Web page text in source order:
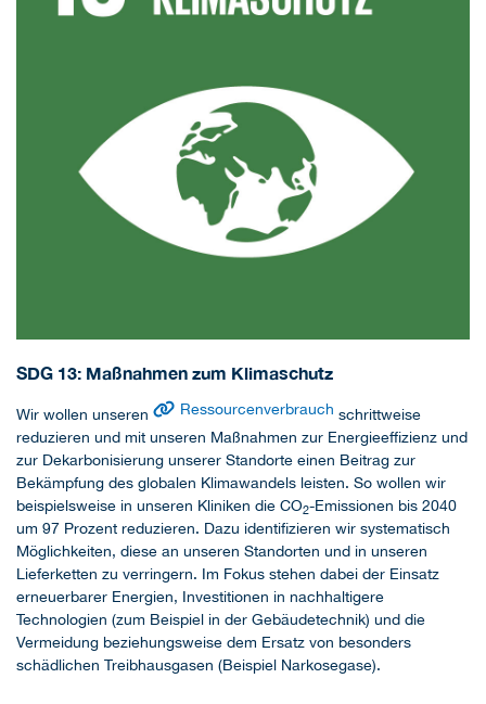
SDG 13: Maßnahmen zum Klimaschutz
Wir wollen unseren Ressourcenverbrauch schrittweise
reduzieren und mit unseren Maßnahmen zur Energieeffizienz und
zur Dekarbonisierung unserer Standorte einen Beitrag zur
Bekämpfung des globalen Klimawandels leisten. So wollen wir
beispielsweise in unseren Kliniken die CO2-Emissionen bis 2040
um 97 Prozent reduzieren. Dazu identifizieren wir systematisch
Möglichkeiten, diese an unseren Standorten und in unseren
Lieferketten zu verringern. Im Fokus stehen dabei der Einsatz
erneuerbarer Energien, Investitionen in nachhaltigere
Technologien (zum Beispiel in der Gebäudetechnik) und die
Vermeidung beziehungsweise dem Ersatz von besonders
schädlichen Treibhausgasen (Beispiel Narkosegase).